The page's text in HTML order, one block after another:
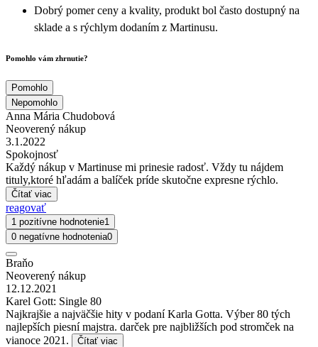
Dobrý pomer ceny a kvality, produkt bol často dostupný na
sklade a s rýchlym dodaním z Martinusu.
Pomohlo vám zhrnutie?
Pomohlo
Nepomohlo
Anna Mária Chudobová
Neoverený nákup
3.1.2022
Spokojnosť
Každý nákup v Martinuse mi prinesie radosť. Vždy tu nájdem
tituly,ktoré hľadám a balíček príde skutočne expresne rýchlo.
Čítať viac
reagovať
1 pozitívne hodnotenie1
0 negatívne hodnotenia0
Braňo
Neoverený nákup
12.12.2021
Karel Gott: Single 80
Najkrajšie a najväčšie hity v podaní Karla Gotta. Výber 80 tých
najlepších piesní majstra. darček pre najbližších pod stromček na
vianoce 2021.
Čítať viac